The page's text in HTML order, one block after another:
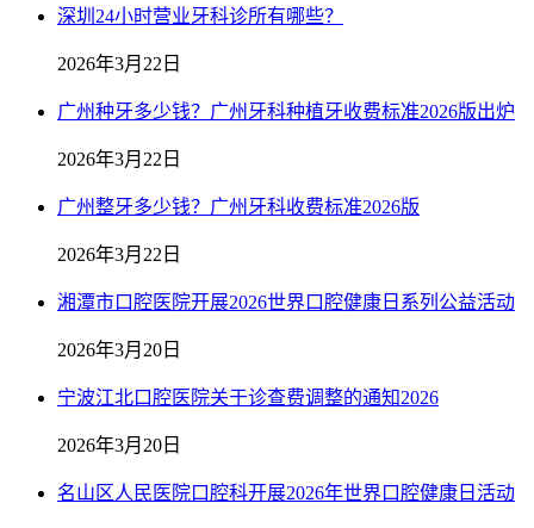
深圳24小时营业牙科诊所有哪些？
2026年3月22日
广州种牙多少钱？广州牙科种植牙收费标准2026版出炉
2026年3月22日
广州整牙多少钱？广州牙科收费标准2026版
2026年3月22日
湘潭市口腔医院开展2026世界口腔健康日系列公益活动
2026年3月20日
宁波江北口腔医院关于诊查费调整的通知2026
2026年3月20日
名山区人民医院口腔科开展2026年世界口腔健康日活动